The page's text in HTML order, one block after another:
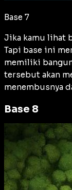
Base 7
Jika kamu lihat
Tapi base ini
memiliki
tersebut akan
menembusnya
Base 8